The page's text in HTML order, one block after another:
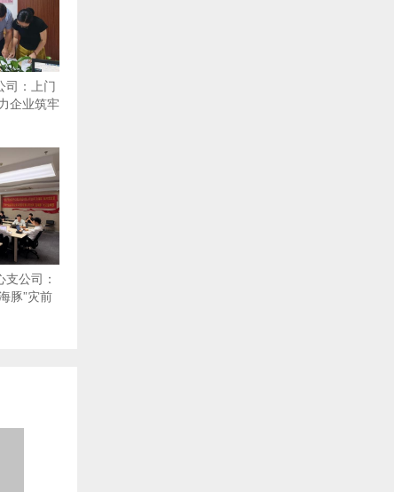
司：上门
企业筑牢
公司：
豚”灾前